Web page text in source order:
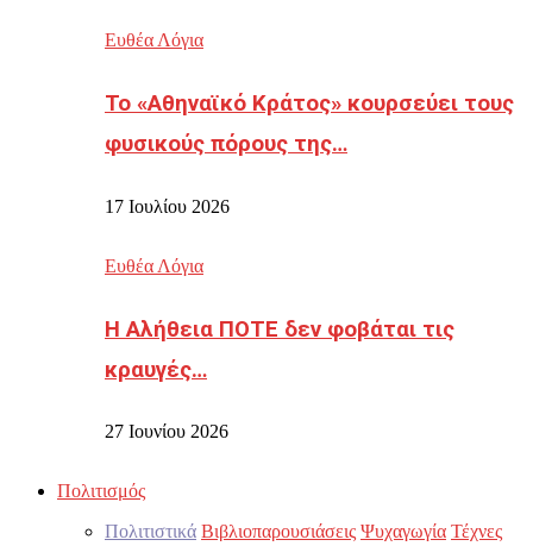
Ευθέα Λόγια
Το «Αθηναϊκό Κράτος» κουρσεύει τους
φυσικούς πόρους της…
17 Ιουλίου 2026
Ευθέα Λόγια
Η Αλήθεια ΠΟΤΕ δεν φοβάται τις
κραυγές…
27 Ιουνίου 2026
Πολιτισμός
Πολιτιστικά Βιβλιοπαρουσιάσεις Ψυχαγωγία Τέχνες